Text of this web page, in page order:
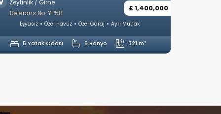
Çatalköy / Girne
Referans No: YP18
Eşyasız Özel Havuz Özel Garaj Amerikan Mutfak
4 Yatak Odası 4 Banyo